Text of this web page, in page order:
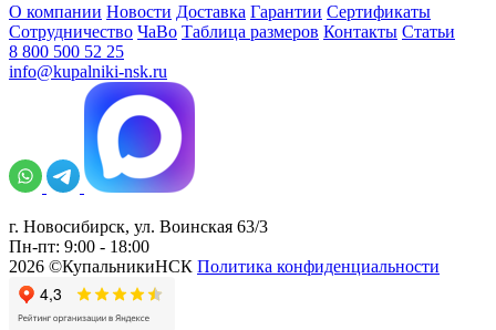
О компании Новости Доставка Гарантии Сертификаты
Сотрудничество ЧаВо Таблица размеров Контакты Статьи
8 800 500 52 25
info@kupalniki-nsk.ru
г. Новосибирск, ул. Воинская 63/3
Пн-пт: 9:00 - 18:00
2026 ©КупальникиНСК Политика конфиденциальности